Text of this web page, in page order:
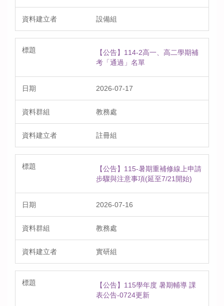
設備組
【公告】114-2高一、高二學期補
考「通過」名單
2026-07-17
教務處
註冊組
【公告】115-暑期重補修線上申請
步驟與注意事項(延至7/21開始)
2026-07-16
教務處
實研組
【公告】115學年度 暑期輔導 課
表公告-0724更新